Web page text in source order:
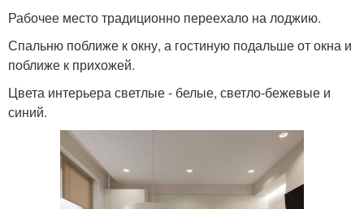
Рабочее место традиционно переехало на лоджию.
Спальню поближе к окну, а гостиную подальше от окна и
поближе к прихожей.
Цвета интерьера светлые - белые, светло-бежевые и
синий.